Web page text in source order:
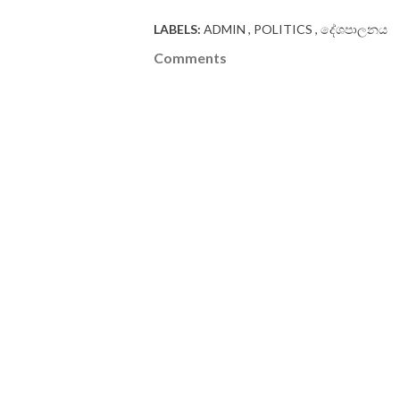
LABELS: ADMIN POLITICS දේශපාලනය
Comments